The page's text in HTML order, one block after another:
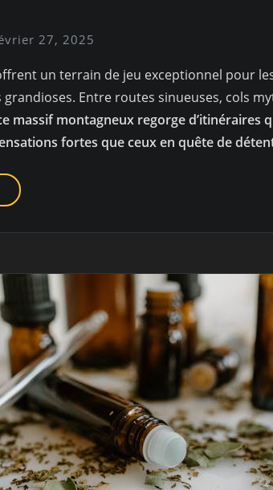
27, 2025
un terrain de jeu exceptionnel pour
grandioses. Entre routes sinueuses, cols
massif montagneux regorge d’itinéraires
fortes que ceux en quête de